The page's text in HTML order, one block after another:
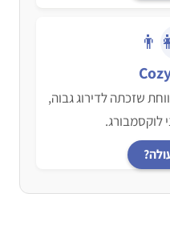
שזכתה לדירוג גבוה,
לוקסמבורג.